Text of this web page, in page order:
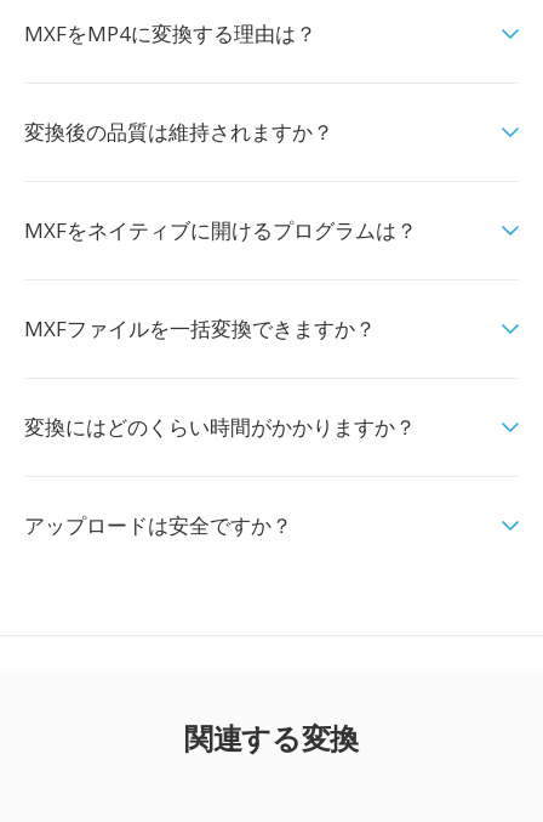
MXFをMP4に変換する理由は？
変換後の品質は維持されますか？
MXFをネイティブに開けるプログラムは？
MXFファイルを一括変換できますか？
変換にはどのくらい時間がかかりますか？
アップロードは安全ですか？
関連する変換